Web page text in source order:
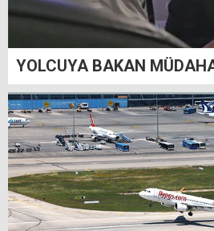
YOLCUYA BAKAN